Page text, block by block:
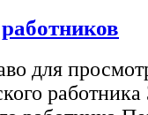
для
работника